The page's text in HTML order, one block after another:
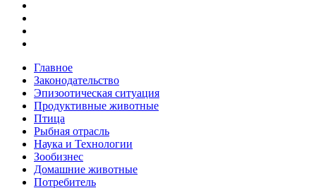
Главное
Законодательство
Эпизоотическая ситуация
Продуктивные животные
Птица
Рыбная отрасль
Наука и Технологии
Зообизнес
Домашние животные
Потребитель